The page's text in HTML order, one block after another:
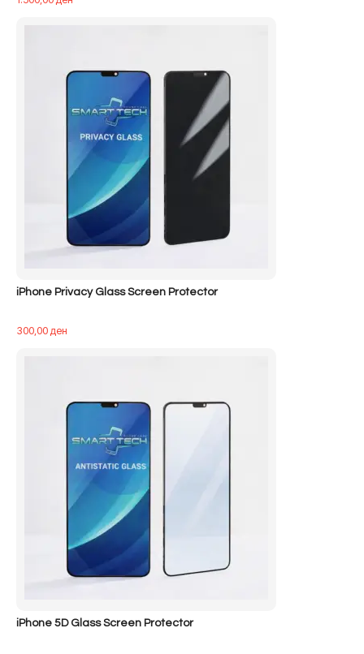
iPhone Privacy Glass Screen Protector
300,00ден
iPhone 5D Glass Screen Protector